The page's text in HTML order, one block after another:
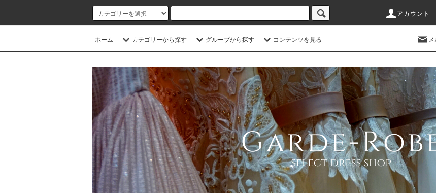
アカウント
ホーム カテゴリーから探す グループから探す コンテンツを見る